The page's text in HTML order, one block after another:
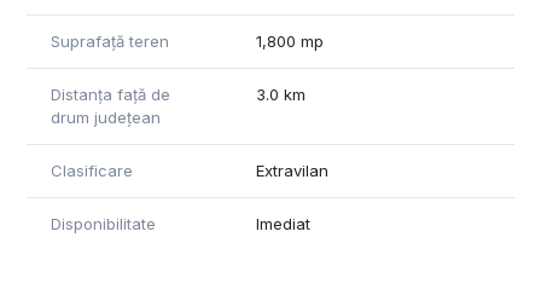
Suprafață teren 1,800 mp
Distanța față de
drum județean
3.0 km
Clasificare Extravilan
Disponibilitate Imediat